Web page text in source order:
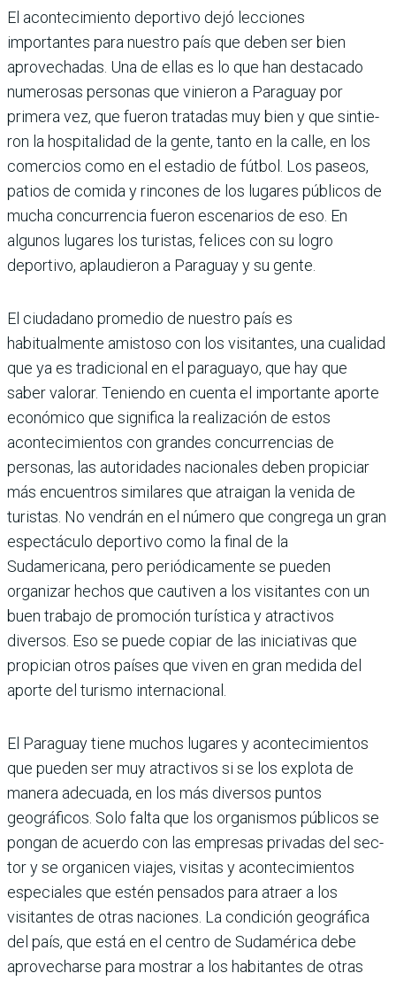
El acontecimiento deportivo dejó lecciones
importantes para nuestro país que deben ser bien
aprovechadas. Una de ellas es lo que han destacado
numerosas personas que vinieron a Paraguay por
primera vez, que fueron tratadas muy bien y que sintie­
ron la hospitalidad de la gente, tanto en la calle, en los
comercios como en el estadio de fútbol. Los paseos,
patios de comida y rincones de los lugares públicos de
mucha concurrencia fueron escenarios de eso. En
algunos lugares los turistas, felices con su logro
deportivo, aplaudieron a Paraguay y su gente.
El ciudadano promedio de nuestro país es
habitualmente amistoso con los visitan­tes, una cualidad
que ya es tradicional en el paraguayo, que hay que
saber valorar. Teniendo en cuenta el importante aporte
económico que significa la realización de estos
acontecimientos con grandes con­currencias de
personas, las autoridades nacionales deben propiciar
más encuentros similares que atraigan la venida de
turistas. No vendrán en el número que congrega un gran
espectáculo deportivo como la final de la
Sudamericana, pero periódicamente se pueden
organizar hechos que cautiven a los visitantes con un
buen trabajo de promo­ción turística y atractivos
diversos. Eso se puede copiar de las iniciativas que
propi­cian otros países que viven en gran medida del
aporte del turismo internacional.
El Paraguay tiene muchos lugares y acon­tecimientos
que pueden ser muy atractivos si se los explota de
manera adecuada, en los más diversos puntos
geográficos. Solo falta que los organismos públicos se
pongan de acuerdo con las empresas privadas del sec­
tor y se organicen viajes, visitas y aconteci­mientos
especiales que estén pensados para atraer a los
visitantes de otras naciones. La condición geográfica
del país, que está en el centro de Sudamérica debe
aprovecharse para mostrar a los habitantes de otras